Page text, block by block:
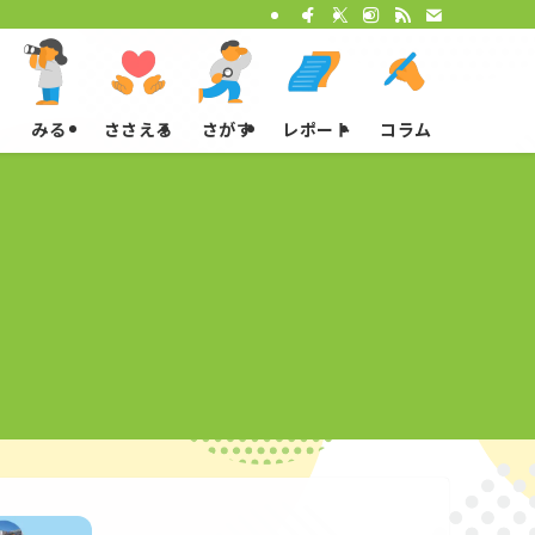
みる ささえる さがす レポート コラム